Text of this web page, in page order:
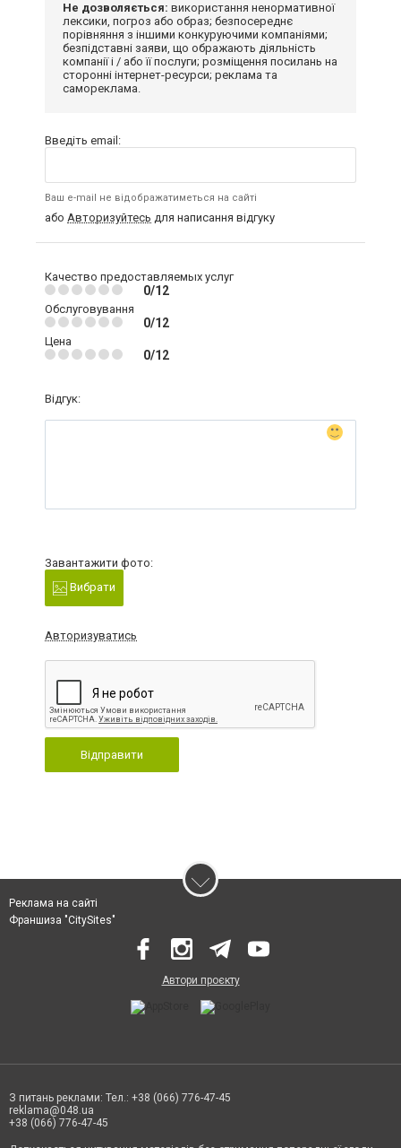
Не дозволяється: використання ненормативної
лексики, погроз або образ; безпосереднє
порівняння з іншими конкуруючими компаніями;
безпідставні заяви, що ображають діяльність
компанії і / або її послуги; розміщення посилань на
сторонні інтернет-ресурси; реклама та
самореклама.
Введіть email:
Ваш e-mail не відображатиметься на сайті
або Авторизуйтесь для написання відгуку
Качество предоставляемых услуг
0/12
Обслуговування
0/12
Цена
0/12
Відгук:
Завантажити фото:
Вибрати
Авторизуватись
Відправити
Реклама на сайті
Франшиза "CitySites"
Автори проєкту
З питань реклами: Тел.: +38 (066) 776-47-45
reklama@048.ua
+38 (066) 776-47-45